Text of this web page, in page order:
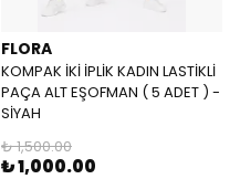
FLORA
KOMPAK İKİ İPLİK KADIN LASTİKLİ
PAÇA ALT EŞOFMAN ( 5 ADET ) -
SİYAH
₺ 1,500.00
₺ 1,000.00